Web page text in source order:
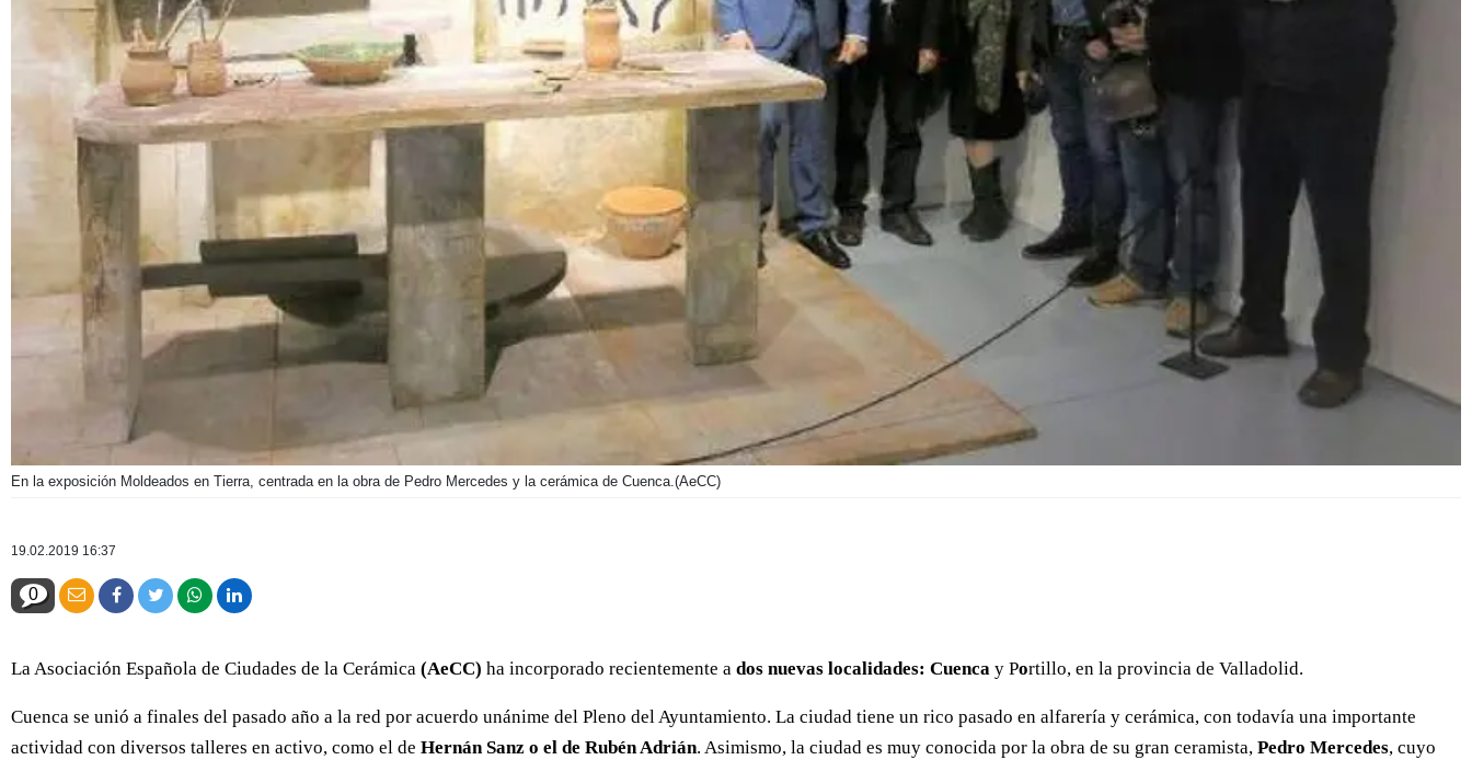
En la exposición Moldeados en Tierra, centrada en la obra de Pedro Mercedes y la cerámica de Cuenca.(AeCC)
19.02.2019 16:37
0
La Asociación Española de Ciudades de la Cerámica (AeCC) ha incorporado recientemente a dos nuevas localidades: Cuenca y Portillo, en la provincia de Valladolid.
Cuenca se unió a finales del pasado año a la red por acuerdo unánime del Pleno del Ayuntamiento. La ciudad tiene un rico pasado en alfarería y cerámica, con todavía una importante
actividad con diversos talleres en activo, como el de Hernán Sanz o el de Rubén Adrián. Asimismo, la ciudad es muy conocida por la obra de su gran ceramista, Pedro Mercedes, cuyo